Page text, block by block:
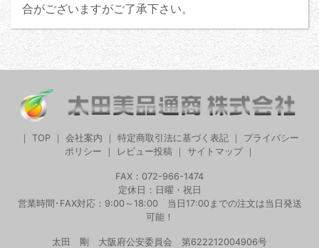
合がございますがご了承下さい。
TOP 会社案内 特定商取引法に基づく表記
プライバシー
ポリシー
レビュー投稿｜ サイトマップ｜
FAX：072-966-1474
定休日：日曜・祝日
営業時間･FAX対応：9:00～18:00 当日17:00までの注文は当日発送
可能！
太田 剛 大阪府公安委員会 第622212004906号